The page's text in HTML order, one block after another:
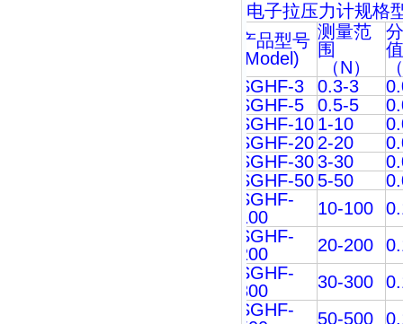
电子拉压力计规格
产品型号
(Model)
测量范
围
（N）
SGHF-3
0.3-3
SGHF-5
0.5-5
SGHF-10 1-10
SGHF-20 2-20
SGHF-30 3-30
SGHF-50 5-50
SGHF-
100
10-100
SGHF-
200
20-200
SGHF-
300
30-300
SGHF-
50-500